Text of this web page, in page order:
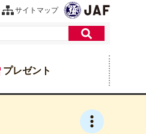
サイトマップ
プレゼント